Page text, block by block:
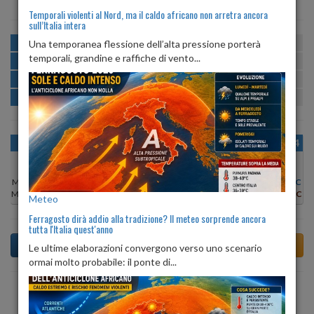
MATTINA min:17º max:21º U:
POMERIGGIO min:21º max:24º
SERA min:19º max:23º U:76% 88%
NOTTE min: 17º max:19º U:87%
OGGI
Min:
18°C
Max:21°C
DOM 09
Min:
Max:24°C
LUN 10
Min:16°C
Max:26°C
MAR 11
Min:
17°C
Max:26°C
MER 12
Max:21°C
GIO 13
Min:15°C
Max:23°C
VEN 14
15°C
Max:23°C
Previsioni del Tempo a Tres tra 4 giorni
Temporali violenti al Nord, ma il caldo africano non arretra ancora
sull’Italia intera
Una temporanea flessione dell’alta pressione porterà
temporali, grandine e raffiche di vento...
Meteo
Ferragosto dirà addio alla tradizione? Il meteo sorprende ancora
tutta l'Italia quest'anno
Le ultime elaborazioni convergono verso uno scenario
ormai molto probabile: il ponte di...